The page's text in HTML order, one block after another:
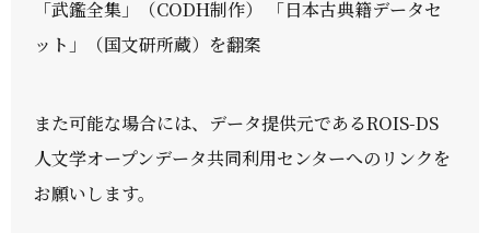
「武鑑全集」（CODH制作） 「日本古典籍データセ
ット」（国文研所蔵）を翻案
また可能な場合には、データ提供元であるROIS-DS
人文学オープンデータ共同利用センターへのリンクを
お願いします。